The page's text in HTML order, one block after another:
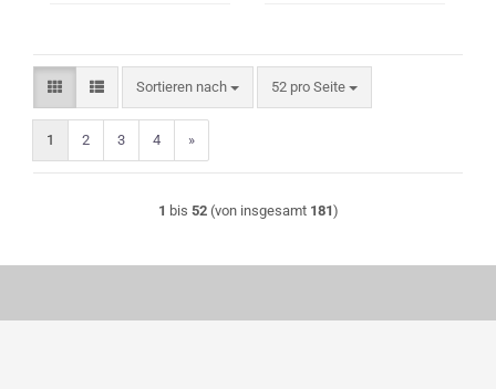
Sortieren nach
Sortieren nach 52 pro Seite
pro Seite
1 2 3 4 »
1 bis 52(von insgesamt 181)